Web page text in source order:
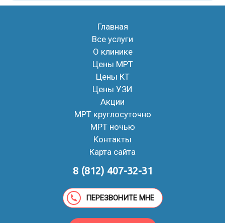
Главная
Все услуги
О клинике
Цены МРТ
Цены КТ
Цены УЗИ
Акции
МРТ круглосуточно
МРТ ночью
Контакты
Карта сайта
8 (812) 407-32-31
ПЕРЕЗВОНИТЕ МНЕ